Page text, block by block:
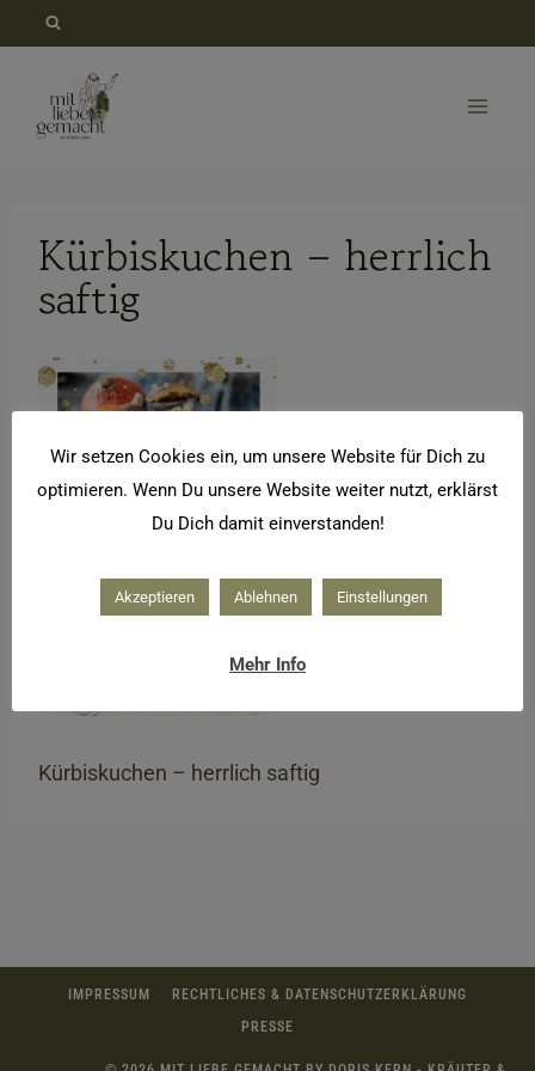
springen
Kürbiskuchen – herrlich
saftig
Kürbiskuchen – herrlich saftig
IMPRESSUM
RECHTLICHES & DATENSCHUTZERKLÄRUNG
PRESSE
Wir setzen Cookies ein, um unsere Website für Dich zu
optimieren. Wenn Du unsere Website weiter nutzt, erklärst
Du Dich damit einverstanden!
Akzeptieren Ablehnen Einstellungen
Mehr Info